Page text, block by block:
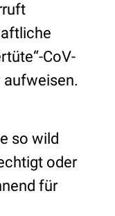
CoV-
aufweisen.
so wild
oder
für